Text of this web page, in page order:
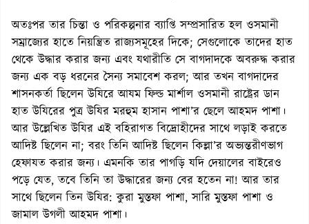
অতঃপর তার চিন্তা ও পরিকল্পনার ব্যাপ্তি সম্প্রসারিত হল ওসমানী
সম্রাজ্যের হাতে নিয়ন্ত্রিত রাজ্যসমূহের দিকে; সেগুলোকে তাদের হাত
থেকে উদ্ধার করার জন্য এবং যথারীতি সে বাগদাদকে অবরুদ্ধ করার
জন্য এক বড় ধরনের সৈন্য সমাবেশ করল; আর তখন বাগদাদের
শাসনকর্তা ছিলেন উযিরে আযম ফিল্ড মার্শাল ওসমানী রাষ্ট্রের ডান
হাত উযিরের পুত্র উযির মরহুম হাসান পাশা’র ছেলে আহমদ পাশা।
আর উল্লেখিত উযির এই বহিরাগত বিদ্রোহীদের সাথে লড়াই করতে
আদিষ্ট ছিলেন না; বরং তিনি আদিষ্ট ছিলেন কিল্লা’র অভ্যন্তরীণভাগ
হেফাযত করার জন্য। এমনকি তার পাগড়ি যদি দেয়ালের বাইরেও
পড়ে যেত, তবে তিনি তা উদ্ধারের জন্য বের হতেন না! আর তার
সাথে ছিলেন তিন উযির: কুরা মুস্তফা পাশা, সারি মুস্তফা পাশা ও
জামাল উগলী আহমদ পাশা।